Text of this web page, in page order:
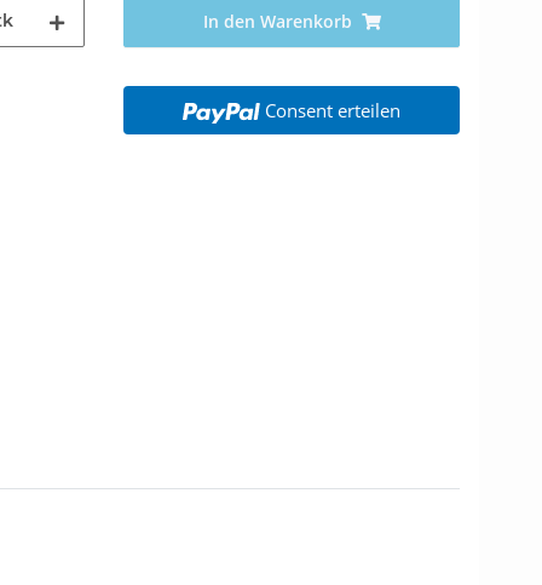
In den Warenkorb
Consent erteilen